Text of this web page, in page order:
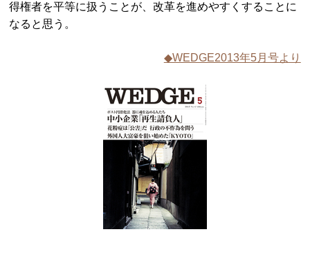
得権者を平等に扱うことが、改革を進めやすくすることに
なると思う。
◆WEDGE2013年5月号より